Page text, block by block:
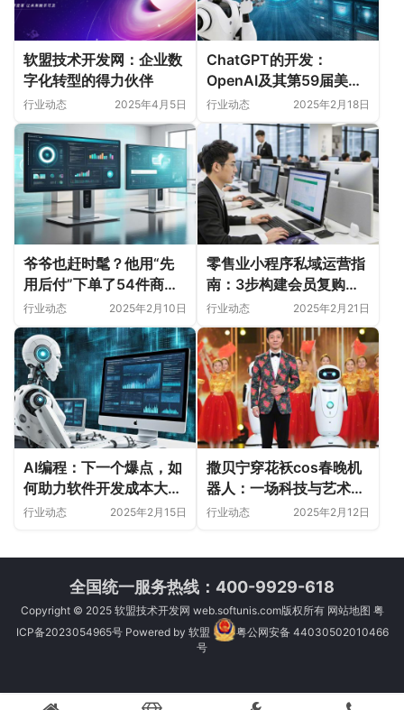
软盟技术开发网：企业数
字化转型的得力伙伴
行业动态 2025年4月5日
ChatGPT的开发：
OpenAI及其第59届美国
超级碗广告分析
行业动态 2025年2月18日
爷爷也赶时髦？他用“先
用后付”下单了54件商
品，这操作靠谱吗？
行业动态 2025年2月10日
零售业小程序私域运营指
南：3步构建会员复购增
长体系
行业动态 2025年2月21日
AI编程：下一个爆点，如
何助力软件开发成本大幅
降低？
行业动态 2025年2月15日
撒贝宁穿花袄cos春晚机
器人：一场科技与艺术的
跨界盛宴
行业动态 2025年2月12日
全国统一服务热线：400-9929-618
Copyright © 2025 软盟技术开发网 web.softunis.com版权所有 网站地图 粤
ICP备2023054965号Powered by 软盟
粤公网安备 44030502010466
号